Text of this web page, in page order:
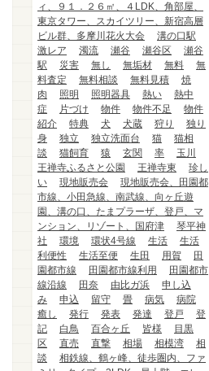
ィ、９１．２６㎡、４LDK、角部屋、
東京タワー、スカイツリー、新宿高層
ビル群、多摩川花火大会
溝の口駅
激レア
濁流 瀬谷 瀬谷区
瀬谷
駅
災害 無し 無垢材 無料
無
料査定
無料相談 無料見積
焼
肉
照明 照明器具 熱い
熱中
症
片づけ 物件 物件不足
物件
紹介
特典 犬 犬蔵 狩り
独り
身
独立 独立洗面台 猫
猫相
談
猫飼育 猿 玄関 率
玉川
王禅寺ふるさと公園
王禅寺東
珍し
い
現地販売会
現地販売会、田園都
市線、小田急線、南武線、向ヶ丘遊
園、溝の口、たまプラーザ、登戸、マ
ンション、リゾート、国府津
琴平神
社
環境 環状4号線 生活
生活
利便性
生活至便 生田 用賀
田
園都市線
田園都市線利用
田園都市
線沿線
田奈 由比ガ浜
申し込
み
申込 留守 畳 病気
病院
癒し
発行 発表 発達 登戸
登
記
白鳥 百合ヶ丘 皆様
目黒
区
直売 直撃 相場 相模湾
相
談
相鉄線、鶴ヶ峰、徒歩圏内、ファ